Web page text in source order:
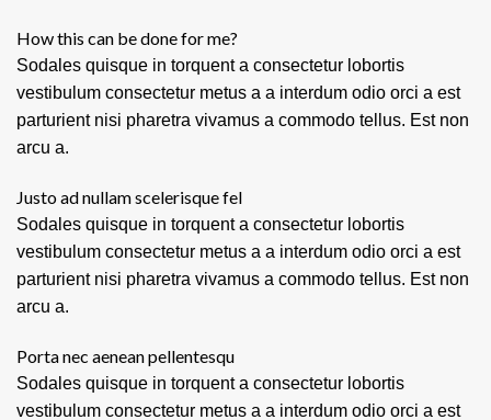
How this can be done for me?
Sodales quisque in torquent a consectetur lobortis
vestibulum consectetur metus a a interdum odio orci a est
parturient nisi pharetra vivamus a commodo tellus. Est non
arcu a.
Justo ad nullam scelerisque fel
Sodales quisque in torquent a consectetur lobortis
vestibulum consectetur metus a a interdum odio orci a est
parturient nisi pharetra vivamus a commodo tellus. Est non
arcu a.
Porta nec aenean pellentesqu
Sodales quisque in torquent a consectetur lobortis
vestibulum consectetur metus a a interdum odio orci a est